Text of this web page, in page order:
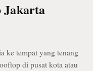
Jakarta
ke tempat yang tenang
di pusat kota atau